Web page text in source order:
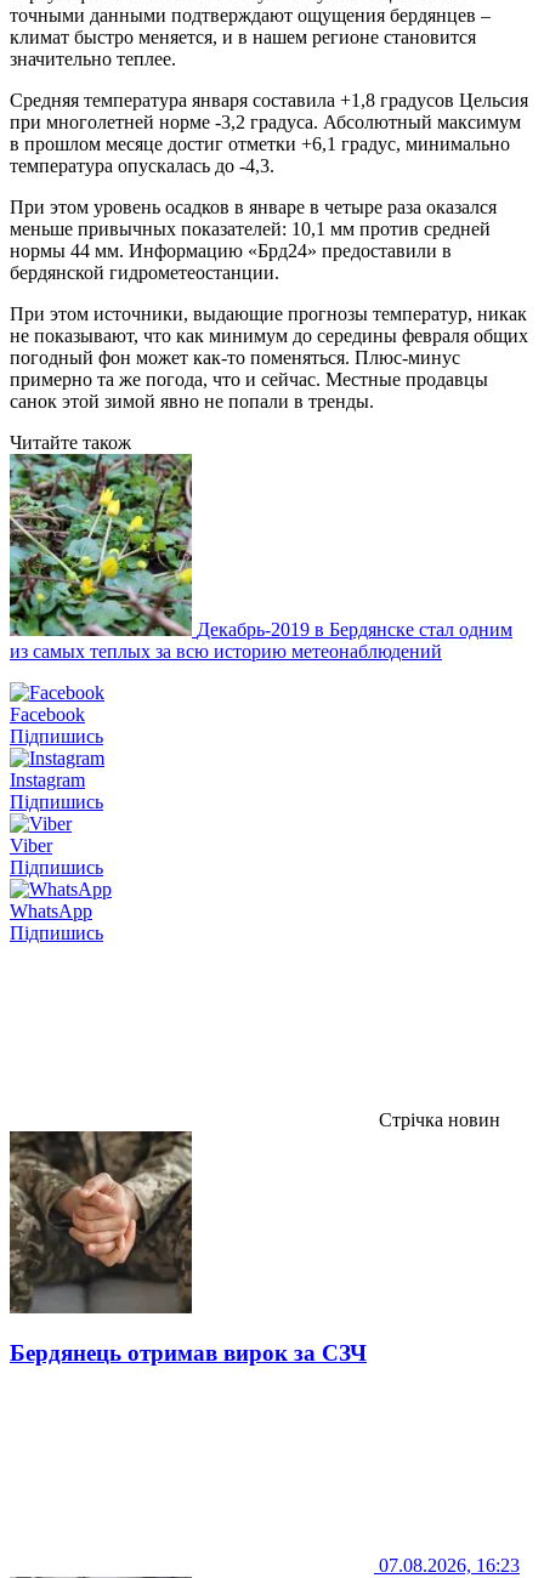
точными данными подтверждают ощущения бердянцев –
климат быстро меняется, и в нашем регионе становится
значительно теплее.
Средняя температура января составила +1,8 градусов Цельсия
при многолетней норме -3,2 градуса. Абсолютный максимум
в прошлом месяце достиг отметки +6,1 градус, минимально
температура опускалась до -4,3.
При этом уровень осадков в январе в четыре раза оказался
меньше привычных показателей: 10,1 мм против средней
нормы 44 мм. Информацию «Брд24» предоставили в
бердянской гидрометеостанции.
При этом источники, выдающие прогнозы температур, никак
не показывают, что как минимум до середины февраля общих
погодный фон может как-то поменяться. Плюс-минус
примерно та же погода, что и сейчас. Местные продавцы
санок этой зимой явно не попали в тренды.
Читайте також
Декабрь-2019 в Бердянске стал одним
из самых теплых за всю историю метеонаблюдений
Facebook
Підпишись
Instagram
Підпишись
Viber
Підпишись
WhatsApp
Підпишись
Стрічка новин
Бердянець отримав вирок за СЗЧ
07.08.2026, 16:23